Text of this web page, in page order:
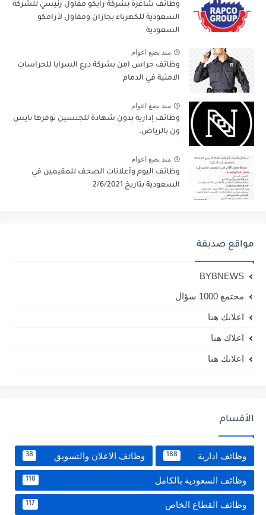
وظائف شاغرة بشركة رابكو مقاول رئيسي للشركة
السعودية للكهرباء بجازان ومقاول لأرامكو
السعودية
منذ بضع اعوام
وظائف حراس امن بشركة درع السرايا للحراسات
الامنية في الدمام
منذ بضع اعوام
وظائف إدارية بدون شهادة للجنسين توفرها نايس
ون بالرياض.
منذ بضع اعوام
وظائف اليوم وأعلانات الصحف للمقيمين في
السعودية بتاريخ 2/6/2021
مواقع صديقة
BYBNEWS
مجتمع 1000 سؤال
اعلانك هنا
اعلاك هنا
اعلانك هنا
الأقسام
وظائف ادارية 188 وظائف الاعلان والتسويق 38
وظائف السعودية بالكامل 118
وظائف القطاع الخاص 117